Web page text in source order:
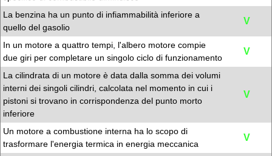
La benzina ha un punto di infiammabilità inferiore a
quello del gasolio
V
In un motore a quattro tempi, l'albero motore compie
due giri per completare un singolo ciclo di funzionamento
V
La cilindrata di un motore è data dalla somma dei volumi
interni dei singoli cilindri, calcolata nel momento in cui i
pistoni si trovano in corrispondenza del punto morto
inferiore
V
Un motore a combustione interna ha lo scopo di
trasformare l'energia termica in energia meccanica
V